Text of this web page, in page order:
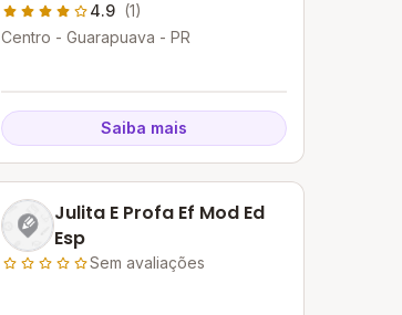
4.9 (1)
Centro - Guarapuava - PR
Saiba mais
Julita E Profa Ef Mod Ed
Esp
Sem avaliações